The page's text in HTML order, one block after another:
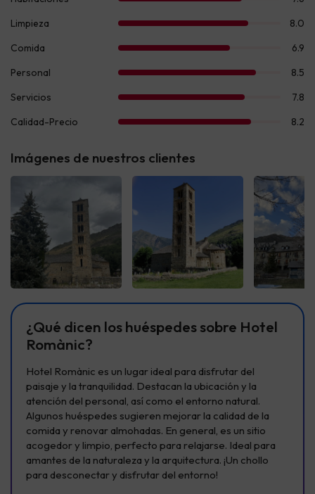
Imágenes de nuestros clientes
¿Qué dicen los huéspedes sobre Hotel
Romànic?
Hotel Romànic es un lugar ideal para disfrutar del
paisaje y la tranquilidad. Destacan la ubicación y la
atención del personal, así como el entorno natural.
Algunos huéspedes sugieren mejorar la calidad de la
comida y renovar almohadas. En general, es un sitio
acogedor y limpio, perfecto para relajarse. Ideal para
amantes de la naturaleza y la arquitectura. ¡Un chollo
para desconectar y disfrutar del entorno!